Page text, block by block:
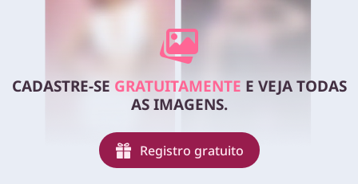
CADASTRE-SE GRATUITAMENTE E VEJA TODAS
AS IMAGENS.
Registro gratuito